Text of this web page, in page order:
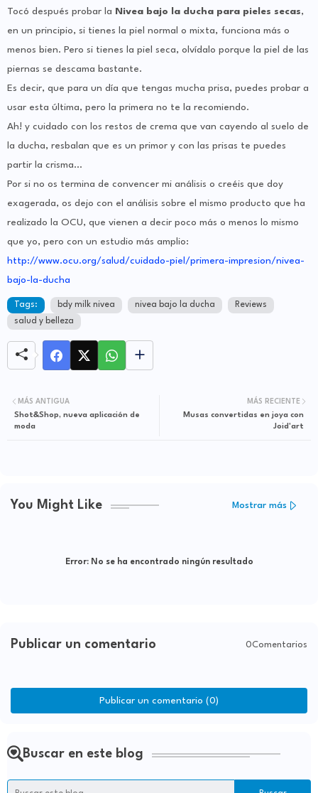
Tocó después probar la Nivea bajo la ducha para pieles secas,
en un principio, si tienes la piel normal o mixta, funciona más o
menos bien. Pero si tienes la piel seca, olvídalo porque la piel de las
piernas se descama bastante.
Es decir, que para un día que tengas mucha prisa, puedes probar a
usar esta última, pero la primera no te la recomiendo.
Ah! y cuidado con los restos de crema que van cayendo al suelo de
la ducha, resbalan que es un primor y con las prisas te puedes
partir la crisma…
Por si no os termina de convencer mi análisis o creéis que doy
exagerada, os dejo con el análisis sobre el mismo producto que ha
realizado la OCU, que vienen a decir poco más o menos lo mismo
que yo, pero con un estudio más amplio:
http://www.ocu.org/salud/cuidado-piel/primera-impresion/nivea-
bajo-la-ducha
Tags: bdy milk nivea nivea bajo la ducha
Reviews
salud y belleza
MÁS RECIENTE
Musas convertidas en joya con
Joid'art
MÁS ANTIGUA
Shot&Shop, nueva aplicación de
moda
You Might Like Mostrar más
Error:No se ha encontrado ningún resultado
Publicar un comentario 0Comentarios
Publicar un comentario (0)
Buscar en este blog